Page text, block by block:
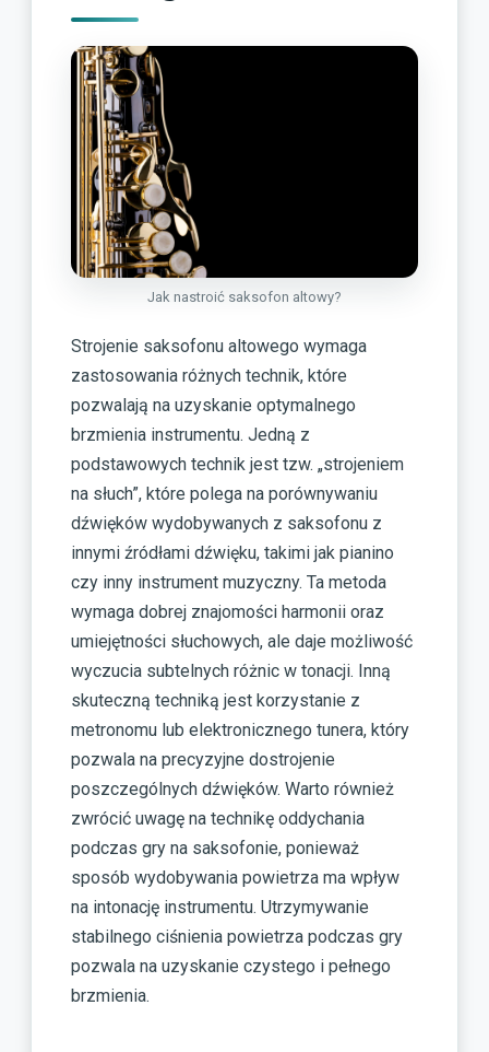
Jak nastroić saksofon altowy?
Strojenie saksofonu altowego wymaga
zastosowania różnych technik, które
pozwalają na uzyskanie optymalnego
brzmienia instrumentu. Jedną z
podstawowych technik jest tzw. „strojeniem
na słuch”, które polega na porównywaniu
dźwięków wydobywanych z saksofonu z
innymi źródłami dźwięku, takimi jak pianino
czy inny instrument muzyczny. Ta metoda
wymaga dobrej znajomości harmonii oraz
umiejętności słuchowych, ale daje możliwość
wyczucia subtelnych różnic w tonacji. Inną
skuteczną techniką jest korzystanie z
metronomu lub elektronicznego tunera, który
pozwala na precyzyjne dostrojenie
poszczególnych dźwięków. Warto również
zwrócić uwagę na technikę oddychania
podczas gry na saksofonie, ponieważ
sposób wydobywania powietrza ma wpływ
na intonację instrumentu. Utrzymywanie
stabilnego ciśnienia powietrza podczas gry
pozwala na uzyskanie czystego i pełnego
brzmienia.